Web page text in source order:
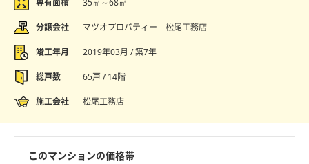
専有面積 35㎡～68㎡
分譲会社 マツオプロパティー 松尾工務店
竣工年月 2019年03月 / 築7年
総戸数 65戸 / 14階
施工会社 松尾工務店
このマンションの価格帯